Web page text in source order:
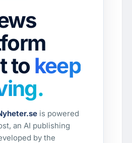
to keep
is powered
an AI publishing
by the